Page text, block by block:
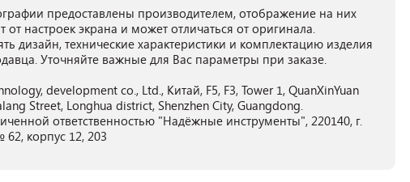
предоставлены производителем, отображение на них
от настроек экрана и может отличаться от оригинала.
дизайн, технические характеристики и комплектацию изделия
Уточняйте важные для Вас параметры при заказе.
development co., Ltd., Китай, F5, F3, Tower 1, QuanXinYuan
Street, Longhua district, Shenzhen City, Guangdong.
ответственностью "Надёжные инструменты", 220140, г.
корпус 12, 203